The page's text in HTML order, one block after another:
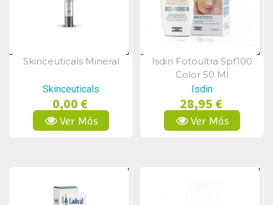
Vista Rápida
Skinceuticals Mineral
Skinceuticals
0,00 €
Ver Más
Vista Rápida
Isdin Fotoultra Spf100
Color 50 Ml
Isdin
28,95 €
Ver Más